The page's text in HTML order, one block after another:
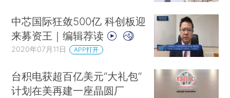
中芯国际狂敛500亿 科创板迎
来募资王｜编辑荐读
2020年07月11日 APP打开
台积电获超百亿美元“大礼包”
计划在美再建一座晶圆厂